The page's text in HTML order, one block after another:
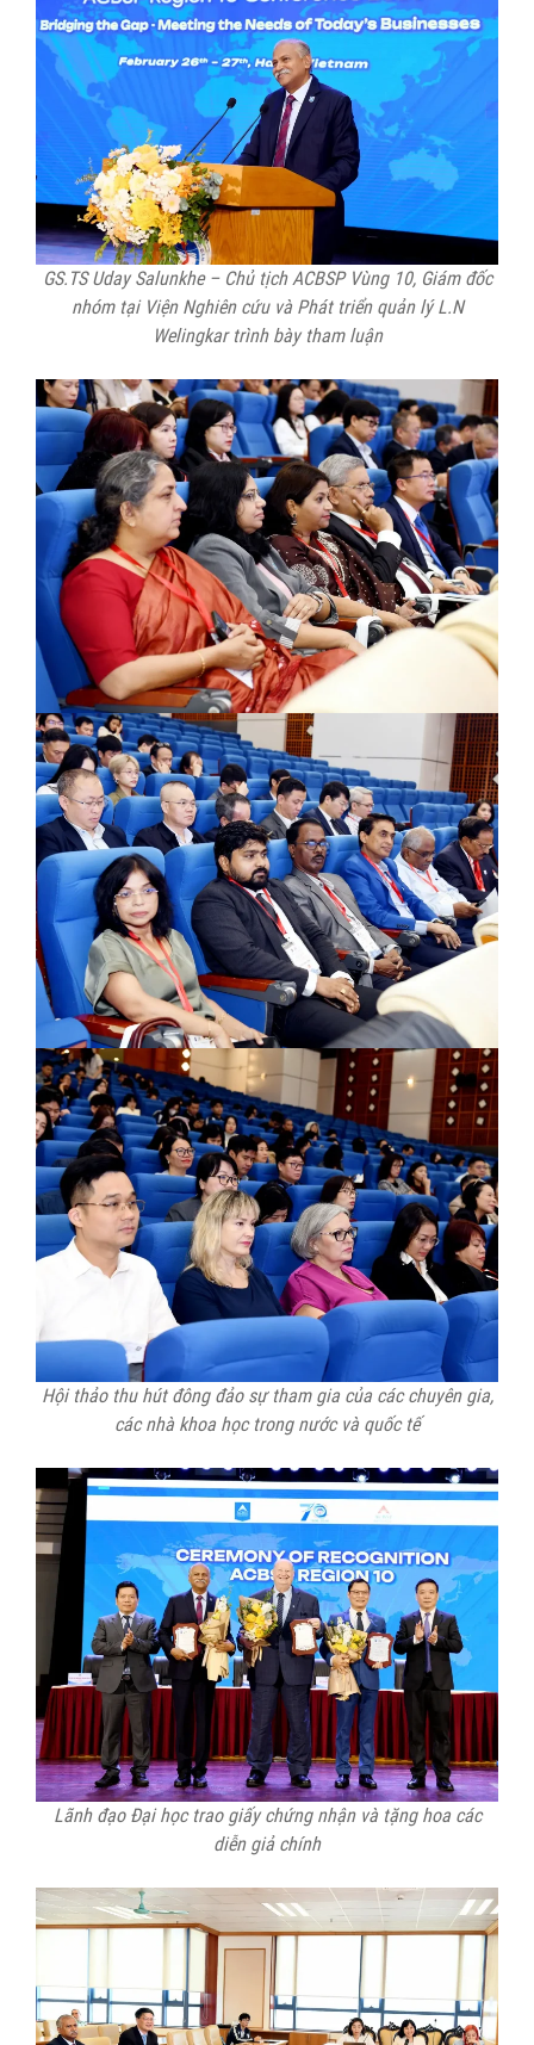
GS.TS Uday Salunkhe – Chủ tịch ACBSP Vùng 10, Giám đốc
nhóm tại Viện Nghiên cứu và Phát triển quản lý L.N
Welingkar trình bày tham luận
Hội thảo thu hút đông đảo sự tham gia của các chuyên gia,
các nhà khoa học trong nước và quốc tế
Lãnh đạo Đại học trao giấy chứng nhận và tặng hoa các
diễn giả chính